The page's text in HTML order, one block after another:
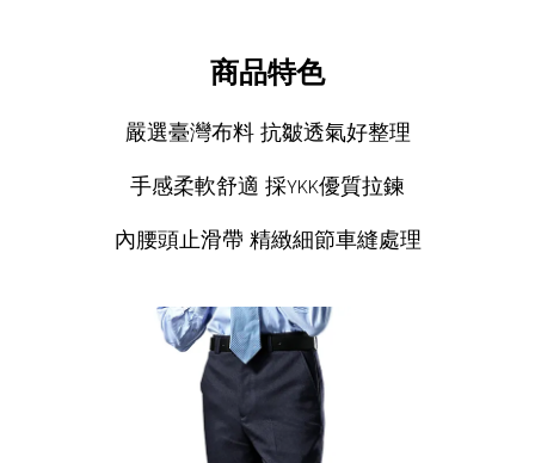
商品特色
嚴選臺灣布料 抗皺透氣好整理
手感柔軟舒適 採YKK優質拉鍊
內腰頭止滑帶 精緻細節車縫處理